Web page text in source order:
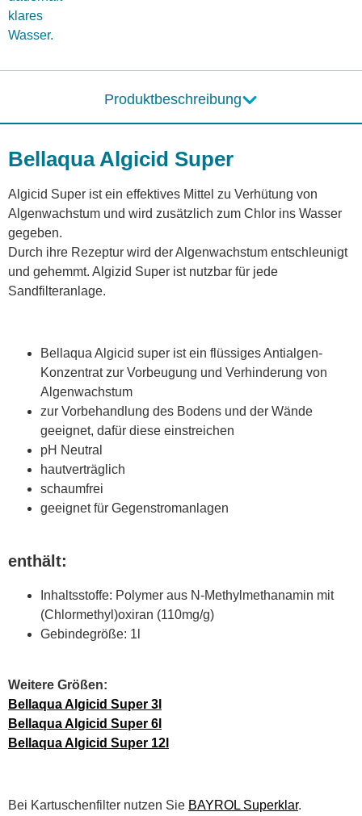
klares
Wasser.
Produktbeschreibung
Bellaqua Algicid Super
Algicid Super ist ein effektives Mittel zu Verhütung von
Algenwachstum und wird zusätzlich zum Chlor ins Wasser
gegeben.
Durch ihre Rezeptur wird der Algenwachstum entschleunigt
und gehemmt. Algizid Super ist nutzbar für jede
Sandfilteranlage.
Bellaqua Algicid super ist ein flüssiges Antialgen-
Konzentrat zur Vorbeugung und Verhinderung von
Algenwachstum
zur Vorbehandlung des Bodens und der Wände
geeignet, dafür diese einstreichen
pH Neutral
hautverträglich
schaumfrei
geeignet für Gegenstromanlagen
enthält:
Inhaltsstoffe: Polymer aus N-Methylmethanamin mit
(Chlormethyl)oxiran (110mg/g)
Gebindegröße: 1l
Weitere Größen:
Bellaqua Algicid Super 3l
Bellaqua Algicid Super 6l
Bellaqua Algicid Super 12l
Bei Kartuschenfilter nutzen Sie BAYROL Superklar.